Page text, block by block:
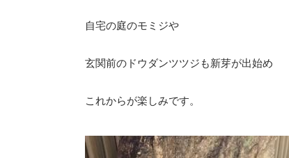
自宅の庭のモミジや
玄関前のドウダンツツジも新芽が出始め
これからが楽しみです。